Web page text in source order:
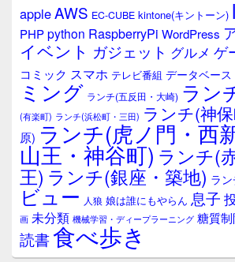
ィ
ジ
ェ
ア
appleAWS EC-CUBE kintone(キントーン)
PHPpython RaspberryPi WordPress
イベント ガジェット グルメ ゲ
コミック スマホ テレビ番組 データベース
ミング ランチ(五反田・大崎) ラン
(有楽町) ランチ(浜松町・三田) ランチ(神
原) ランチ(虎ノ門・西
山王・神谷町) ランチ(
王) ランチ(銀座・築地) ラ
ビュー 人狼 娘は誰にもやらん 息子
画 未分類 機械学習・ディープラーニング 糖質制
読書食べ歩き